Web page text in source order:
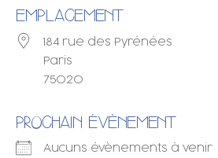
EMPLACEMENT
184 rue des Pyrénées
Paris
75020
PROCHAIN ÉVÈNEMENT
Aucuns évènements à venir